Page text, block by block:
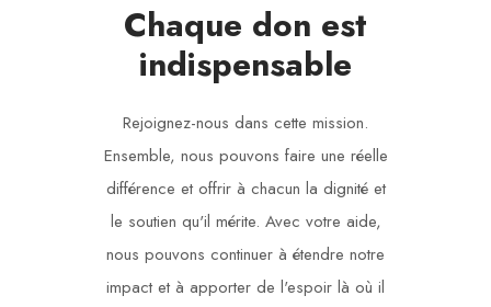
Chaque don est
indispensable
Rejoignez-nous dans cette mission.
Ensemble, nous pouvons faire une réelle
différence et offrir à chacun la dignité et
le soutien qu'il mérite. Avec votre aide,
nous pouvons continuer à étendre notre
impact et à apporter de l'espoir là où il